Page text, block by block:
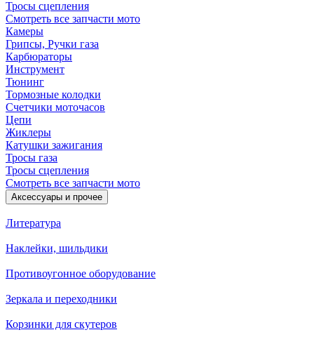
Тросы сцепления
Смотреть все запчасти мото
Камеры
Грипсы, Ручки газа
Карбюраторы
Инструмент
Тюнинг
Тормозные колодки
Счетчики моточасов
Цепи
Жиклеры
Катушки зажигания
Тросы газа
Тросы сцепления
Смотреть все запчасти мото
Аксессуары и прочее
Литература
Наклейки, шильдики
Противоугонное оборудование
Зеркала и переходники
Корзинки для скутеров